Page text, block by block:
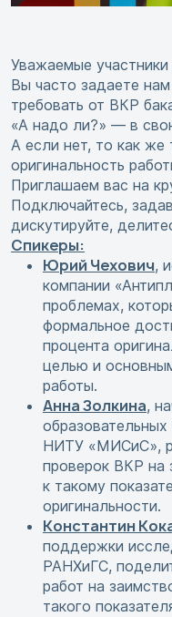
Уважаемые
Вы часто задаете
требовать от ВКР
«А надо ли?» — в
А если нет, то как же
оригинальность
Приглашаем вас на
Подключайтесь,
дискутируйте,
Спикеры:
Юрий Чехович,
компании
проблемах,
формальное
процента
целью и
работы.
Анна Золкина,
НИТУ «МИСиС»,
проверок ВКР на
к такому
оригинальности.
Константин
поддержки
РАНХиГС,
работ на
такого